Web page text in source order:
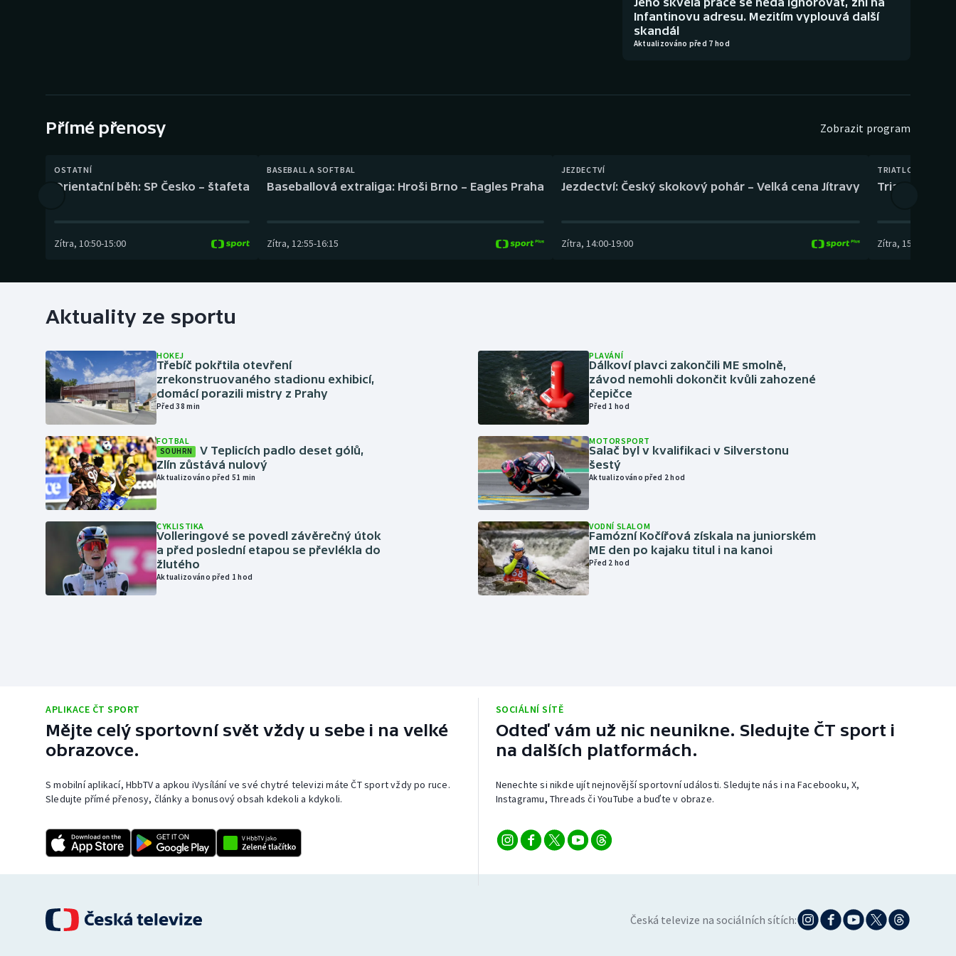
Gymnastika
Infantinovu adresu. Mezitím vyplouvá další
skandál
Aktualizováno před 7 hod
Přímé přenosy Zobrazit program
OSTATNÍ
Orientační běh: SP Česko – štafeta
Zítra, 10:50-15:00
BASEBALL A SOFTBAL
Baseballová extraliga: Hroši Brno – Eagles Praha
Zítra, 12:55-16:15
JEZDECTVÍ
Jezdectví: Český skokový pohár – Velká cena Jítravy
Zítra, 14:00-19:00
TRIATLON
Triatlon:
Zítra, 15:00
Aktuality ze sportu
HOKEJ
Třebíč pokřtila otevření
zrekonstruovaného stadionu exhibicí,
domácí porazili mistry z Prahy
Před 38 min
FOTBAL
SOUHRN
V Teplicích padlo deset gólů,
Zlín zůstává nulový
Aktualizováno před 51 min
CYKLISTIKA
Volleringové se povedl závěrečný útok
a před poslední etapou se převlékla do
žlutého
Aktualizováno před 1 hod
PLAVÁNÍ
Dálkoví plavci zakončili ME smolně,
závod nemohli dokončit kvůli zahozené
čepičce
Před 1 hod
MOTORSPORT
Salač byl v kvalifikaci v Silverstonu
šestý
Aktualizováno před 2 hod
VODNÍ SLALOM
Famózní Kočířová získala na juniorském
ME den po kajaku titul i na kanoi
Před 2 hod
APLIKACE ČT SPORT
Mějte celý sportovní svět vždy u sebe i na velké
obrazovce.
S mobilní aplikací, HbbTV a apkou iVysílání ve své chytré televizi máte ČT sport vždy po ruce.
Sledujte přímé přenosy, články a bonusový obsah kdekoli a kdykoli.
SOCIÁLNÍ SÍTĚ
Odteď vám už nic neunikne. Sledujte ČT sport i
na dalších platformách.
Nenechte si nikde ujít nejnovější sportovní události. Sledujte nás i na Facebooku, X,
Instagramu, Threads či YouTube a buďte v obraze.
Česká televize na sociálních sítích: